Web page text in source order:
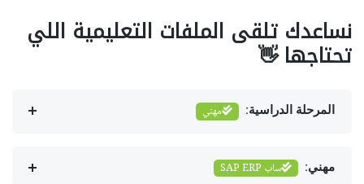
نساعدك تلقى الملفات التعليمية اللي
تحتاجها 👋
المرحلة الدراسية: مهني
مهني: ساب SAP ERP